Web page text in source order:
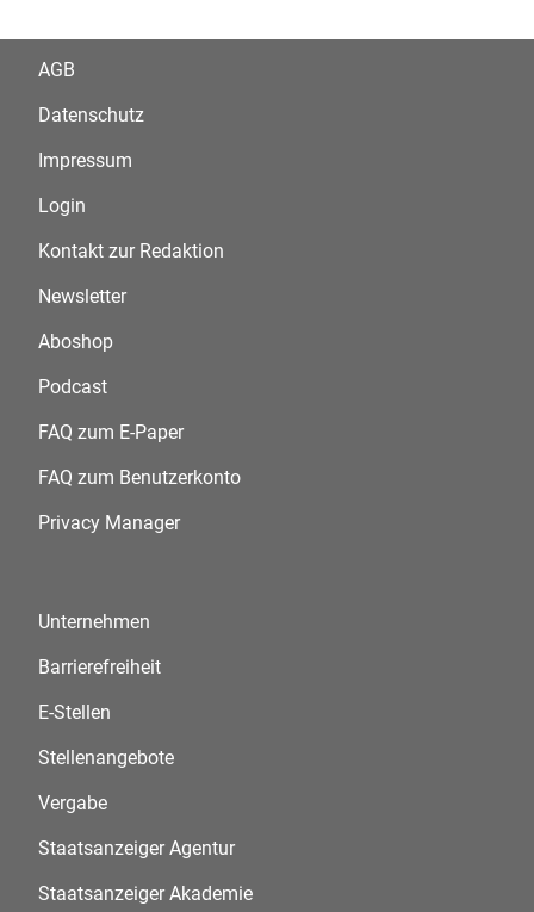
AGB
Datenschutz
Impressum
Login
Kontakt zur Redaktion
Newsletter
Aboshop
Podcast
FAQ zum E-Paper
FAQ zum Benutzerkonto
Privacy Manager
Unternehmen
Barrierefreiheit
E-Stellen
Stellenangebote
Vergabe
Staatsanzeiger Agentur
Staatsanzeiger Akademie